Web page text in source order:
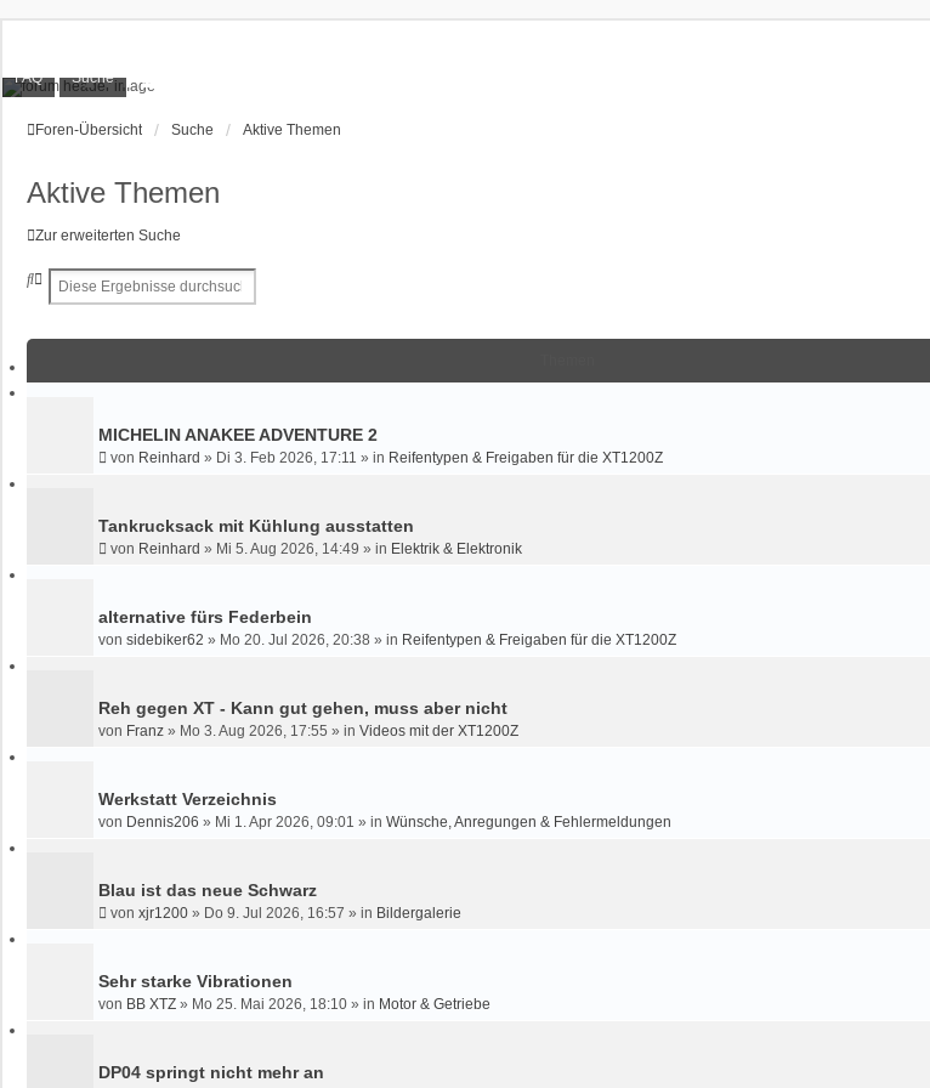
XT1200Z-Forum
FAQ Suche
Foren-Übersicht Suche Aktive Themen
Aktive Themen
Zur erweiterten Suche
S
hE
T
MICHELIN ANAKEE ADVENTURE 2
von Reinhard » Di 3. Feb 2026, 17:11 » in Reifentypen & Freigaben für die XT1200Z
Tankrucksack mit Kühlung ausstatten
von Reinhard » Mi 5. Aug 2026, 14:49 » in Elektrik & Elektronik
alternative fürs Federbein
von sidebiker62 » Mo 20. Jul 2026, 20:38 » in Reifentypen & Freigaben für die XT1200Z
Reh gegen XT - Kann gut gehen, muss aber nicht
von Franz » Mo 3. Aug 2026, 17:55 » in Videos mit der XT1200Z
Werkstatt Verzeichnis
von Dennis206 » Mi 1. Apr 2026, 09:01 » in Wünsche, Anregungen & Fehlermeldungen
Blau ist das neue Schwarz
von xjr1200 » Do 9. Jul 2026, 16:57 » in Bildergalerie
Sehr starke Vibrationen
von BB XTZ » Mo 25. Mai 2026, 18:10 » in Motor & Getriebe
DP04 springt nicht mehr an